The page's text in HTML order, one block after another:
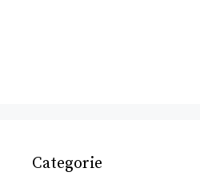
Categorie